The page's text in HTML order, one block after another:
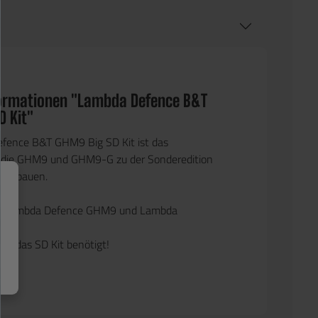
"Lambda Defence B&T
Kit"
B&T GHM9 Big SD Kit ist das
die GHM9 und GHM9-G zu der Sonderedition
Lambda Defence GHM9 und Lambda
das SD Kit benötigt!